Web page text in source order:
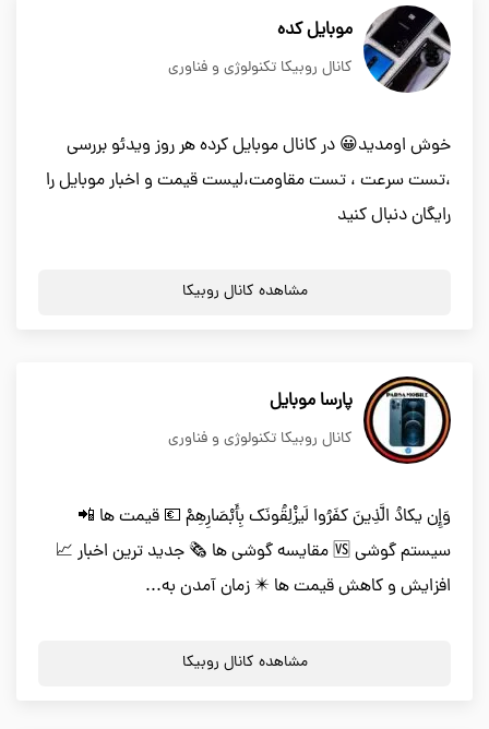
موبایل کده
کانال روبیکا تکنولوژی و فناوری
خوش اومدید😀 در کانال موبایل کرده هر روز ویدئو بررسی
،تست سرعت ، تست مقاومت،لیست قیمت و اخبار موبایل را
رایگان دنبال کنید
مشاهده کانال روبیکا
پارسا موبایل
کانال روبیکا تکنولوژی و فناوری
وَإِن یکادُ الَّذِینَ کفَرُوا لَیزْلِقُونَک بِأَبْصَارِهِمْ 💶 قیمت ها 📲
سیستم گوشی 🆚 مقایسه گوشی ها 🗞 جدید ترین اخبار 📈
افزایش و کاهش قیمت ها ✴️ زمان آمدن به...
مشاهده کانال روبیکا